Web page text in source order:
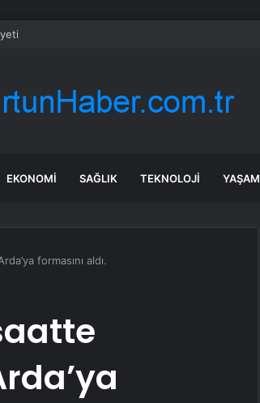
EKONOMI SAĞLIK TEKNOLOJI YAŞAM
formasını aldı.